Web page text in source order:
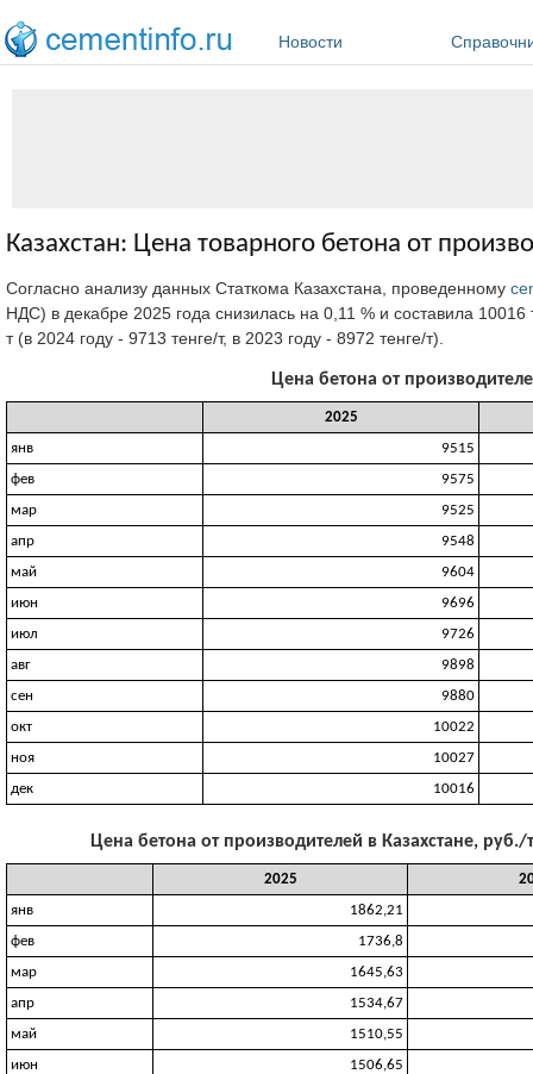
Новости
Казахстан: Цена товарного бетона от
Согласно анализу данных Статкома Казахстана, проведенному
НДС) в декабре 2025 года снизилась на 0,11 % и составила 10016
т (в 2024 году - 9713 тенге/т, в 2023 году - 8972 тенге/т).
Цена бетона от
2025
янв
9515
фев
9575
мар
9525
апр
9548
май
9604
июн
9696
июл
9726
авг
9898
сен
9880
окт
10022
ноя
10027
дек
10016
Цена бетона от производителей в Казахстане,
2025
янв
1862,21
фев
1736,8
мар
1645,63
апр
1534,67
май
1510,55
июн
1506,65